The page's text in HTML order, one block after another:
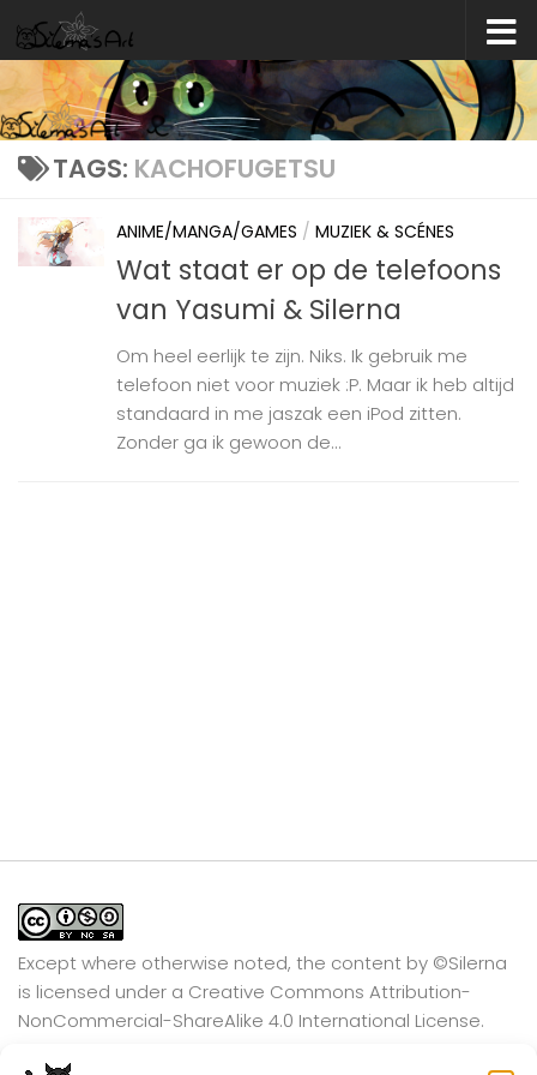
Skip to content
TAGS: KACHOFUGETSU
ANIME/MANGA/GAMES / MUZIEK & SCÉNES
Wat staat er op de telefoons
van Yasumi & Silerna
Om heel eerlijk te zijn. Niks. Ik gebruik me
telefoon niet voor muziek :P. Maar ik heb altijd
standaard in me jaszak een iPod zitten.
Zonder ga ik gewoon de...
Except where otherwise noted, the content by ©Silerna
is licensed under a Creative Commons Attribution-
NonCommercial-ShareAlike 4.0 International License.